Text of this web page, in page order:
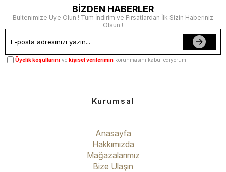
BİZDEN HABERLER
Bültenimize Üye Olun ! Tüm İndirim ve Fırsatlardan İlk Sizin Haberiniz
Olsun !
Üyelik koşullarını ve kişisel verilerimin korunmasını kabul ediyorum.
Kurumsal
Anasayfa
Hakkımızda
Mağazalarımız
Bize Ulaşın